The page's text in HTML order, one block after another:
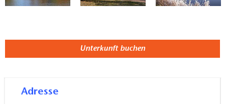
Unterkunft buchen
Adresse